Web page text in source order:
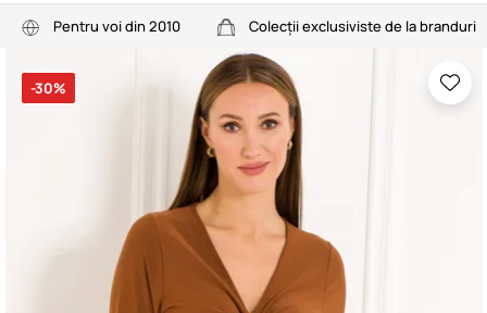
Pentru voi din 2010 Colecții exclusiviste de la branduri
-30%